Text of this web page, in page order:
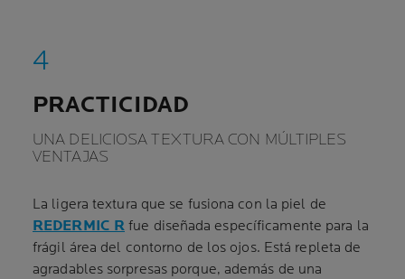
PRACTICIDAD
UNA DELICIOSA TEXTURA CON MÚLTIPLES
VENTAJAS
La ligera textura que se fusiona con la piel de
REDERMIC R fue diseñada específicamente para la
frágil área del contorno de los ojos. Está repleta de
agradables sorpresas porque, además de una